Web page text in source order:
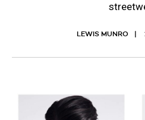
LEWIS MUNRO